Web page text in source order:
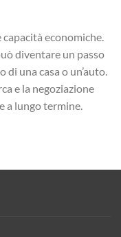
capacità economiche.
diventare un passo
una casa o un’auto.
e la negoziazione
a lungo termine.